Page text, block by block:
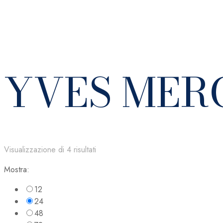
YVES
Visualizzazione di 4 risultati
Mostra:
12
24
48